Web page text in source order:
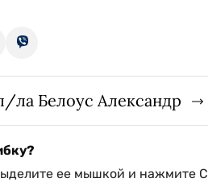
ла Белоус Александр
ее мышкой и нажмите